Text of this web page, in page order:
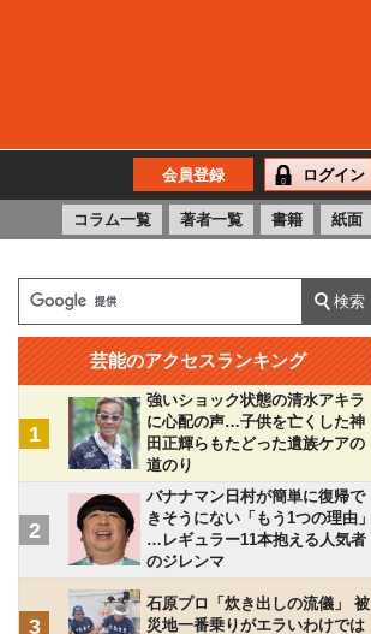
会員登録 ログイン
コラム一覧 著者一覧 書籍 紙面
芸能のアクセスランキング
1
強いショック状態の清水アキラ
に心配の声…子供を亡くした神
田正輝らもたどった遺族ケアの
道のり
2
バナナマン日村が簡単に復帰で
きそうにない「もう1つの理由」
…レギュラー11本抱える人気者
のジレンマ
3
石原プロ「炊き出しの流儀」 被
災地一番乗りがエラいわけでは